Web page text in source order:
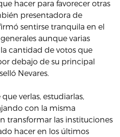
hacer para favorecer otras
presentadora de
sentirse tranquila en el
aunque varias
cantidad de votos que
debajo de su principal
Nevares.
verlas, estudiarlas,
con la misma
transformar las instituciones
hacer en los últimos